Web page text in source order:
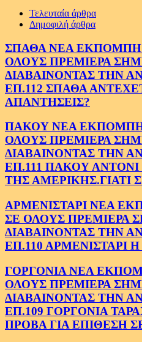
Τελευταία άρθρα
Δημοφιλή άρθρα
ΣΠΑΘΑ ΝΕΑ ΕΚΠΟΜΠΗ
ΟΛΟΥΣ ΠΡΕΜΙΕΡΑ
ΔΙΑΒΑΙΝΟΝΤΑΣ ΤΗΝ
ΕΠ.112 ΣΠΑΘΑ
ΑΠΑΝΤΗΣΕΙΣ?
ΠΑΚΟΥ ΝΕΑ
ΟΛΟΥΣ ΠΡΕΜΙΕΡΑ
ΔΙΑΒΑΙΝΟΝΤΑΣ ΤΗΝ
ΕΠ.111 ΠΑΚΟΥ
ΤΗΣ ΑΜΕΡΙΚΗΣ.ΓΙΑΤΙ
ΑΡΜΕΝΙΣΤΑΡΙ ΝΕΑ
ΣΕ ΟΛΟΥΣ ΠΡΕΜΙΕΡΑ
ΔΙΑΒΑΙΝΟΝΤΑΣ ΤΗΝ
ΕΠ.110 ΑΡΜΕΝΙΣΤΑΡΙ
ΓΟΡΓΟΝΙΑ ΝΕΑ
ΟΛΟΥΣ ΠΡΕΜΙΕΡΑ
ΔΙΑΒΑΙΝΟΝΤΑΣ ΤΗΝ
ΕΠ.109 ΓΟΡΓΟΝΙΑ
ΠΡΟΒΑ ΓΙΑ ΕΠΙΘΕΣΗ